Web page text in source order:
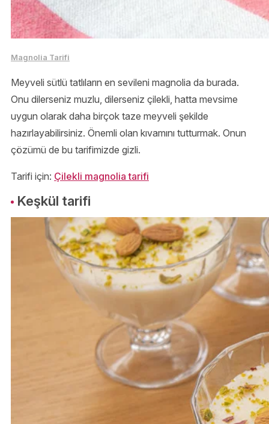
Magnolia Tarifi
Meyveli sütlü tatlıların en sevileni magnolia da burada.
Onu dilerseniz muzlu, dilerseniz çilekli, hatta mevsime
uygun olarak daha birçok taze meyveli şekilde
hazırlayabilirsiniz. Önemli olan kıvamını tutturmak. Onun
çözümü de bu tarifimizde gizli.
Tarifi için: Çilekli magnolia tarifi
Keşkül tarifi